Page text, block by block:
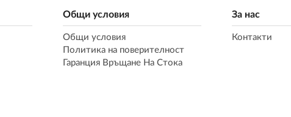
Общи условия
Общи условия
Политика на поверителност
Гаранция Връщане На Стока
За нас
Контакти